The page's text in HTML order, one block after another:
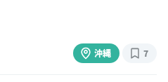
沖縄 7